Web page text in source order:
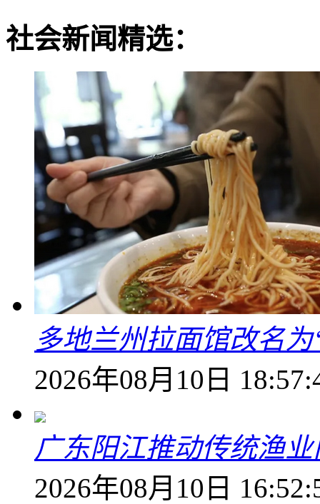
社会新闻精选：
多地兰州拉面馆改名
2026年08月10日
广东阳江推动传统渔
2026年08月10日